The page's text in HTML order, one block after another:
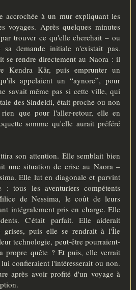
accrochée à un mur expliquant les
voyages. Après quelques minutes
trouver ce qu'elle cherchait – ou
sa demande initiale n'existait pas.
se rendre directement au Naora : il
Kendra Kâr, puis emprunter un
appelaient un “aynore”, pour
savait même pas si cette ville, qui
des Sindeldi, était proche ou non
que pour l'aller-retour, elle en
somme qu'elle aurait préféré
son attention. Elle semblait bien
une situation de crise au Naora –
Elle lut en diagonale et parvint
: tous les aventuriers compétents
de Nessima, le coût de leurs
intégralement pris en charge. Elle
C'était parfait. Elle aiderait
grises, puis elle se rendrait à l'Île
technologie, peut-être pourraient-
propre quête ? Et puis, elle verrait
confieraient l'intéresserait ou non.
après avoir profité d'un voyage à